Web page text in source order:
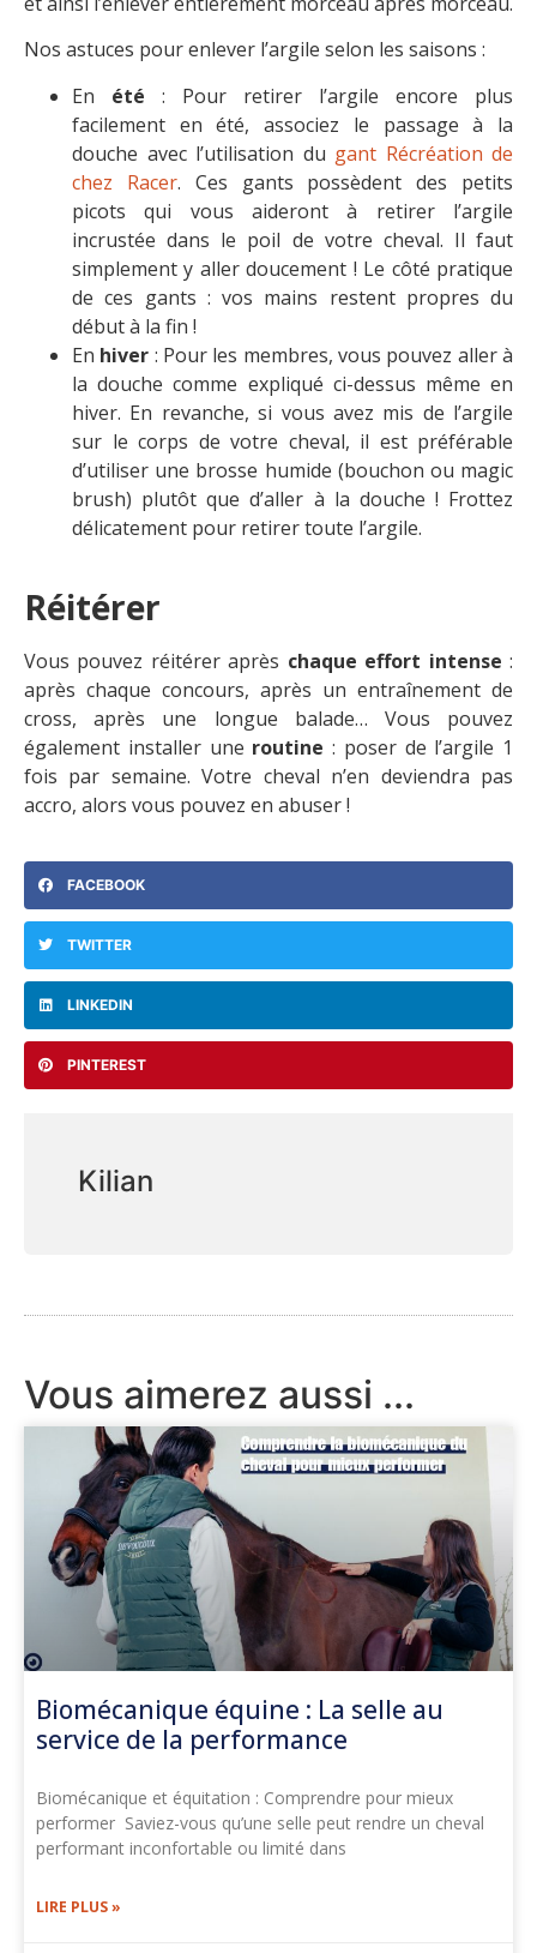
Nos astuces pour enlever l’argile selon les saisons :
En été : Pour retirer l’argile encore plus
facilement en été, associez le passage à la
douche avec l’utilisation du gant Récréation de
chez Racer. Ces gants possèdent des petits
picots qui vous aideront à retirer l’argile
incrustée dans le poil de votre cheval. Il faut
simplement y aller doucement ! Le côté pratique
de ces gants : vos mains restent propres du
début à la fin !
En hiver : Pour les membres, vous pouvez aller à
la douche comme expliqué ci-dessus même en
hiver. En revanche, si vous avez mis de l’argile
sur le corps de votre cheval, il est préférable
d’utiliser une brosse humide (bouchon ou magic
brush) plutôt que d’aller à la douche ! Frottez
délicatement pour retirer toute l’argile.
Réitérer
Vous pouvez réitérer après chaque effort intense :
après chaque concours, après un entraînement de
cross, après une longue balade… Vous pouvez
également installer une routine : poser de l’argile 1
fois par semaine. Votre cheval n’en deviendra pas
accro, alors vous pouvez en abuser !
FACEBOOK
TWITTER
LINKEDIN
PINTEREST
Kilian
Vous aimerez aussi ...
Biomécanique équine : La selle au
service de la performance
Biomécanique et équitation : Comprendre pour mieux
performer Saviez-vous qu’une selle peut rendre un cheval
performant inconfortable ou limité dans
LIRE PLUS »